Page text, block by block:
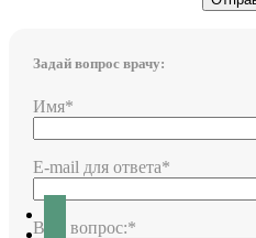
Задай вопрос врачу:
Имя*
E-mail для ответа*
Ваш вопрос:*